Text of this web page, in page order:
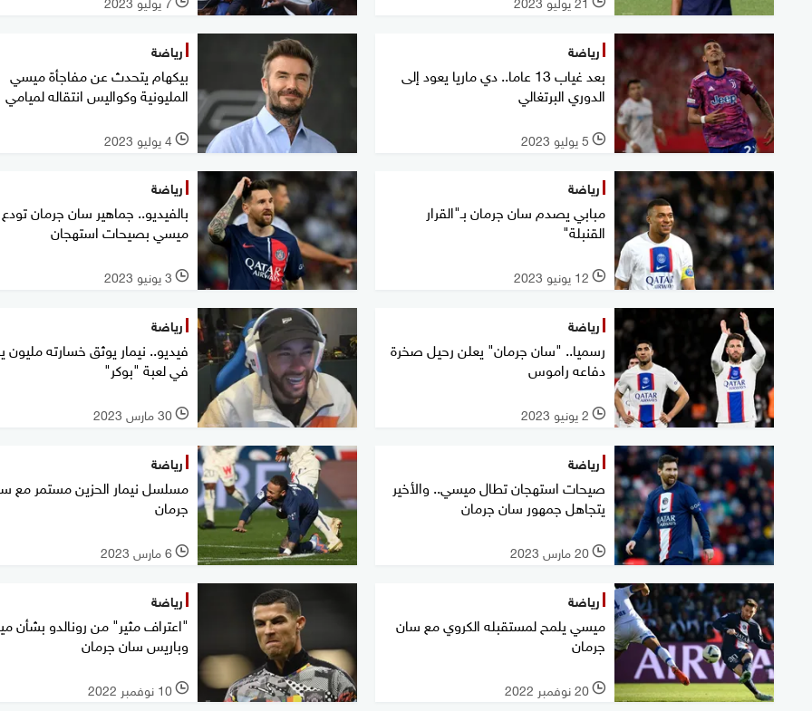
رياضة
بعد غياب 13 عاما.. دي ماريا يعود إلى
الدوري البرتغالي
l 5 يوليو 2023
رياضة
بيكهام يتحدث عن مفاجأة ميسي
المليونية وكواليس انتقاله لميامي
l 4 يوليو 2023
رياضة
مبابي يصدم سان جرمان بـ"القرار
القنبلة"
l 12 يونيو 2023
رياضة
بالفيديو.. جماهير سان جرمان تودع
ميسي بصيحات استهجان
l 3 يونيو 2023
رياضة
رسميا.. "سان جرمان" يعلن رحيل صخرة
دفاعه راموس
l 2 يونيو 2023
رياضة
فيديو.. نيمار يوثق خسارته مليون
في لعبة "بوكر"
l 30 مارس 2023
رياضة
صيحات استهجان تطال ميسي.. والأخير
يتجاهل جمهور سان جرمان
l 20 مارس 2023
رياضة
مسلسل نيمار الحزين مستمر مع
جرمان
l 6 مارس 2023
رياضة
ميسي يلمح لمستقبله الكروي مع سان
جرمان
l 20 نوفمبر 2022
رياضة
"اعتراف مثير" من رونالدو بشأن
وباريس سان جرمان
l 10 نوفمبر 2022